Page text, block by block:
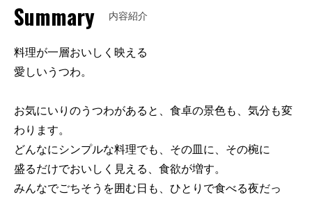
Summary 内容紹介
料理が一層おいしく映える
愛しいうつわ。
お気にいりのうつわがあると、食卓の景色も、気分も変
わります。
どんなにシンプルな料理でも、その皿に、その椀に
盛るだけでおいしく見える、食欲が増す。
みんなでごちそうを囲む日も、ひとりで食べる夜だっ